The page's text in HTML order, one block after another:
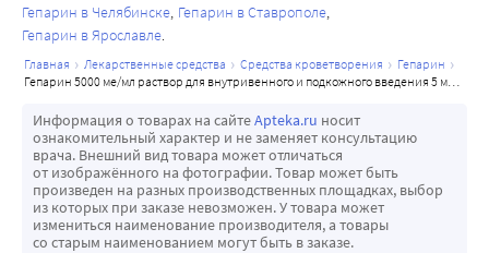
Гепарин в Челябинске Гепарин в Ставрополе
Гепарин в Ярославле
главная лекарственные средства средства кроветворения
гепарин
гепарин 5000 ме/мл раствор для внутривенного и подкожного введения 5 мл ампулы 5 шт.
Информация о товарах на сайтеApteka.ru носит
ознакомительный характер и не заменяет консультацию
врача. Внешний вид товара может отличаться
от изображённого на фотографии. Товар может быть
произведен на разных производственных площадках, выбор
из которых при заказе невозможен. У товара может
измениться наименование производителя, а товары
со старым наименованием могут быть в заказе.